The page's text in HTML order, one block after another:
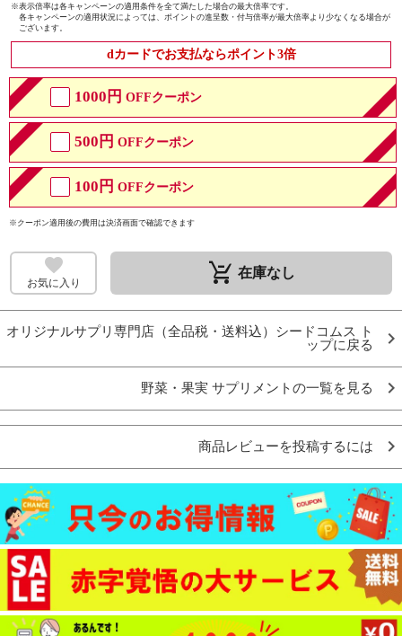
※表示倍率は各キャンペーンの適用条件を全て満たした場合の最大倍率です。
各キャンペーンの適用状況によっては、ポイントの進呈数・付与倍率が最大倍率より少なくなる場合が
ございます。
dカードでお支払ならポイント3倍
1000円 OFFクーポン
500円 OFFクーポン
100円 OFFクーポン
※クーポン適用後の費用は決済画面で確認できます
お気に入り remove_shopping_cart 在庫なし
オリジナルサプリ専門店（全品税・送料込）シードコムス ト
ップに戻る
野菜・果実 サプリメントの一覧を見る
商品レビューを投稿するには